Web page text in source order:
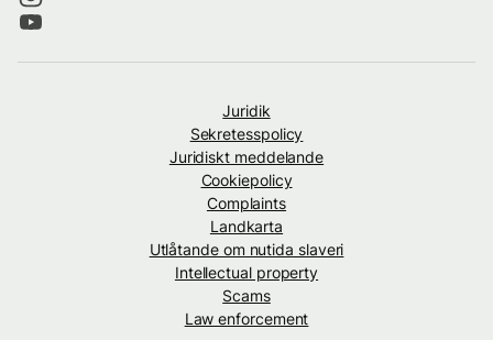
Juridik
Sekretesspolicy
Juridiskt meddelande
Cookiepolicy
Complaints
Landkarta
Utlåtande om nutida slaveri
Intellectual property
Scams
Law enforcement